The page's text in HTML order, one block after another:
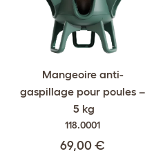
Mangeoire anti-
gaspillage pour poules –
5 kg
118.0001
69,00 €